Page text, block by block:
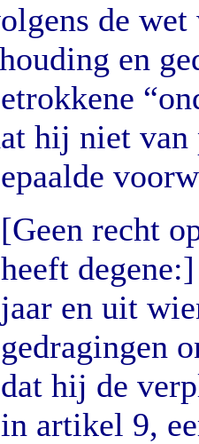
de
en
hij niet van
[Geen recht
heeft
jaar en uit
gedragingen
dat hij de
in artikel 9,